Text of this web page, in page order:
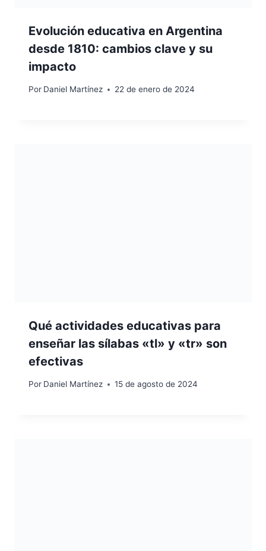
Evolución educativa en Argentina
desde 1810: cambios clave y su
impacto
Por Daniel Martínez 22 de enero de 2024
Qué actividades educativas para
enseñar las sílabas «tl» y «tr» son
efectivas
Por Daniel Martínez 15 de agosto de 2024